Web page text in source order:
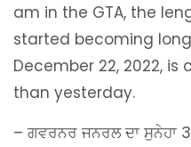
am in the GTA, the
started becoming
December 22, 2022,
than yesterday.
– ਗਵਰਨਰ ਜਨਰਲ ਦਾ ਸੁਨੇਹਾ